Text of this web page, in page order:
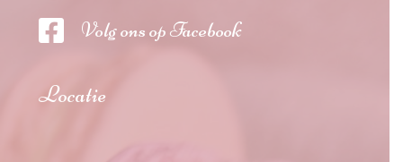
 Volg ons op Facebook
Locatie